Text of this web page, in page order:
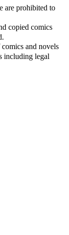
are prohibited to
copied comics
and novels
including legal